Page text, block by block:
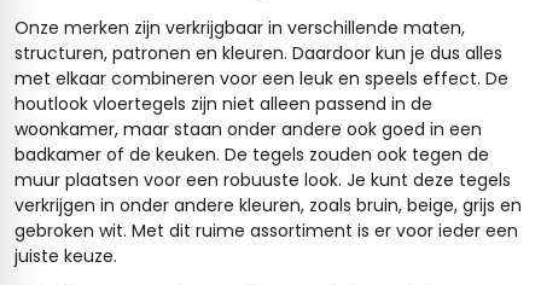
Onze merken zijn verkrijgbaar in verschillende maten,
structuren, patronen en kleuren. Daardoor kun je dus alles
met elkaar combineren voor een leuk en speels effect. De
houtlook vloertegels zijn niet alleen passend in de
woonkamer, maar staan onder andere ook goed in een
badkamer of de keuken. De tegels zouden ook tegen de
muur plaatsen voor een robuuste look. Je kunt deze tegels
verkrijgen in onder andere kleuren, zoals bruin, beige, grijs en
gebroken wit. Met dit ruime assortiment is er voor ieder een
juiste keuze.